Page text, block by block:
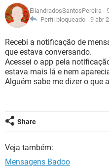
GUIA DE COMPRAS
INSTAGRAM
GUIA DE COMPRAS
CELULAR
OUTLOOK
INSTAGRAM
GUIA DE COMPRAS
JOGOS
CELULAR
OUTLOOK
INSTAGRAM
GUIA DE COMPRAS
GLOSSÁRIO
JOGOS
CELULAR
OUTLOOK
INSTAGRAM
EliandradosSantosPereira -
Perfil bloqueado - 9 abr
Recebi a notificação de
que estava conversando.
Acessei o app pela
estava mais lá e nem
Alguém sabe me dizer o que
Share
Veja também:
Mensagens Badoo